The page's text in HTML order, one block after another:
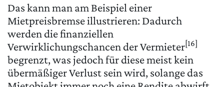
Das kann man am Beispiel einer
Mietpreisbremse illustrieren: Dadurch
werden die finanziellen
Verwirklichungschancen der Vermieter[16]
begrenzt, was jedoch für diese meist kein
übermäßiger Verlust sein wird, solange das